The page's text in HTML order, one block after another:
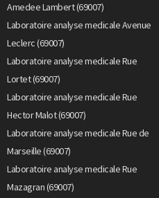
Amedee Lambert (69007)
Laboratoire analyse medicale Avenue
Leclerc (69007)
Laboratoire analyse medicale Rue
Lortet (69007)
Laboratoire analyse medicale Rue
Hector Malot (69007)
Laboratoire analyse medicale Rue de
Marseille (69007)
Laboratoire analyse medicale Rue
Mazagran (69007)